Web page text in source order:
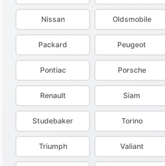
Nissan Oldsmobile
Packard Peugeot
Pontiac Porsche
Renault Siam
Studebaker Torino
Triumph Valiant